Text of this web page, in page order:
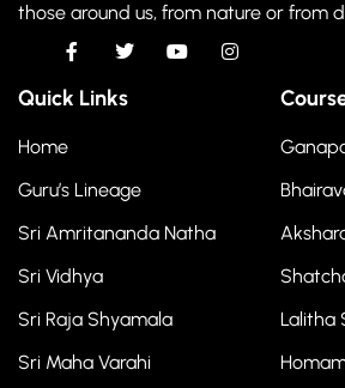
those around us, from nature or from
Quick Links
Home
Guru’s Lineage
Sri Amritananda Natha
Sri Vidhya
Sri Raja Shyamala
Sri Maha Varahi
Lalitha